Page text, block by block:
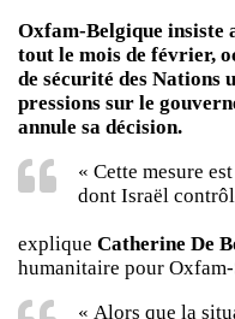
Oxfam-Belgique insiste
tout le mois de février,
de sécurité des Nations
pressions sur le
annule sa décision.
« Cette mesure
dont Israël
explique Catherine De
humanitaire pour
« Alors que la